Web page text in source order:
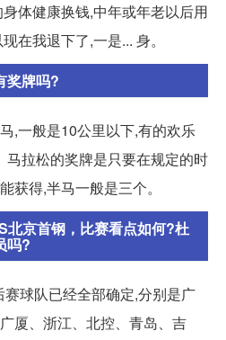
体健康换钱,中年或年老以后用
在我退下了,一是... 身。
奖牌吗?
,一般是10公里以下,有的欢乐
马拉松的奖牌是只要在规定的时
获得,半马一般是三个。
北京首钢，比赛看点如何?杜
吗?
球队已经全部确定,分别是广
厦、浙江、北控、青岛、吉